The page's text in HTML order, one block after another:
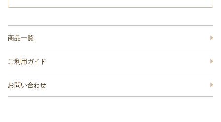
商品一覧
ご利用ガイド
お問い合わせ